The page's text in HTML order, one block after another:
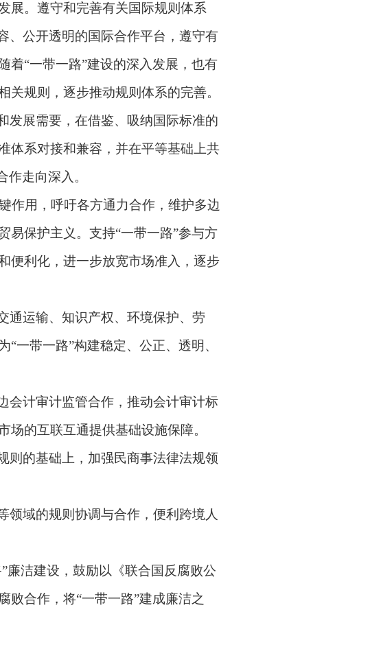
展。遵守和完善有关国际规则体系
、公开透明的国际合作平台，遵守有
着“一带一路”建设的深入发展，也有
规则，逐步推动规则体系的完善。
发展需要，在借鉴、吸纳国际标准的
体系对接和兼容，并在平等基础上共
作走向深入。
作用，呼吁各方通力合作，维护多边
易保护主义。支持“一带一路”参与方
便利化，进一步放宽市场准入，逐步
通运输、知识产权、环境保护、劳
“一带一路”构建稳定、公正、透明、
会计审计监管合作，推动会计审计标
场的互联互通提供基础设施保障。
则的基础上，加强民商事法律法规领
领域的规则协调与合作，便利跨境人
”廉洁建设，鼓励以《联合国反腐败公
败合作，将“一带一路”建成廉洁之